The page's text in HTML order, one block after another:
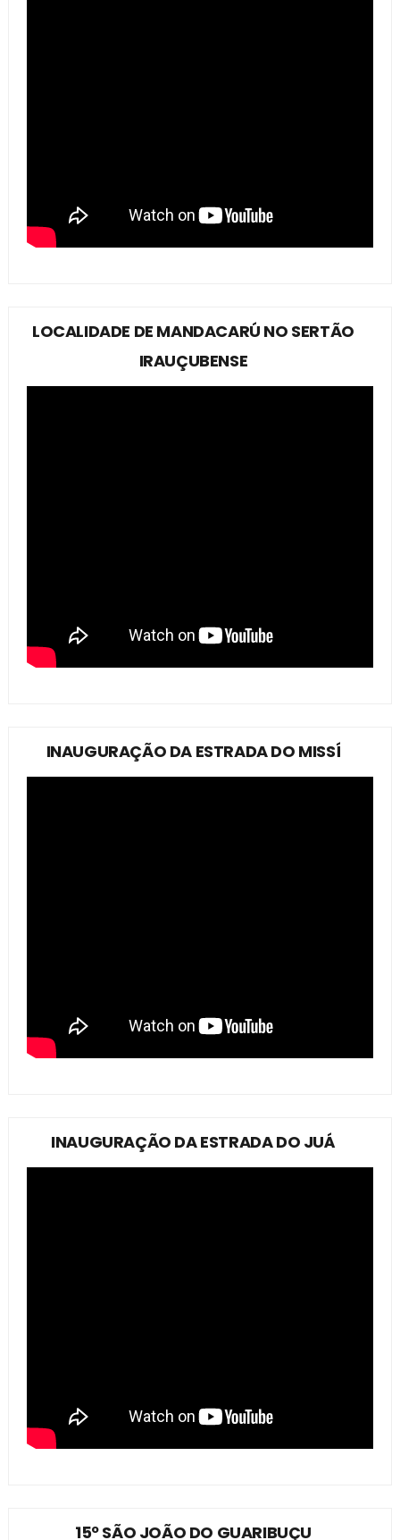
LOCALIDADE DE MANDACARÚ NO SERTÃO
IRAUÇUBENSE
INAUGURAÇÃO DA ESTRADA DO MISSÍ
INAUGURAÇÃO DA ESTRADA DO JUÁ
15º SÃO JOÃO DO GUARIBUÇU